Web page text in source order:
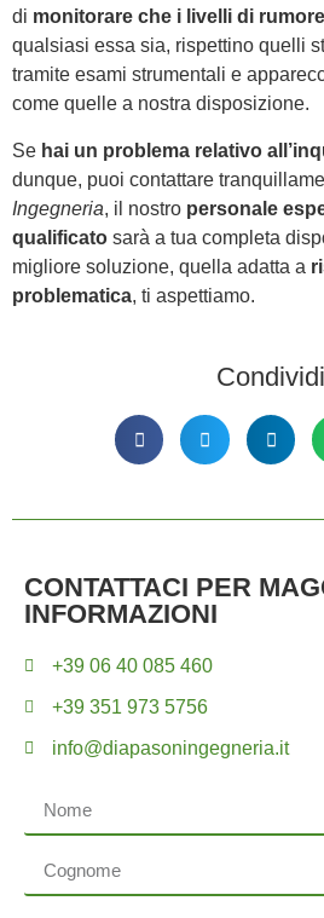
di monitorare che i livelli di
qualsiasi essa sia, rispettino quelli
tramite esami strumentali e
come quelle a nostra disposizione.
Se hai un problema relativo
dunque, puoi contattare
Ingegneria, il nostro personale
qualificato sarà a tua completa
migliore soluzione, quella adatta a
problematica, ti aspettiamo.
Condividi
CONTATTACI PER
INFORMAZIONI
+39 06 40 085 460
+39 351 973 5756
info@diapasoningegneria.it